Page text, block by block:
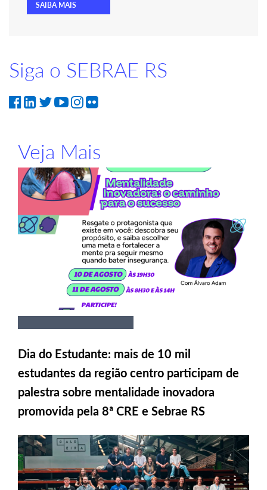
SAIBA MAIS
Siga o SEBRAE RS
Veja Mais
Dia do Estudante: mais de 10 mil
estudantes da região centro participam de
palestra sobre mentalidade inovadora
promovida pela 8ª CRE e Sebrae RS